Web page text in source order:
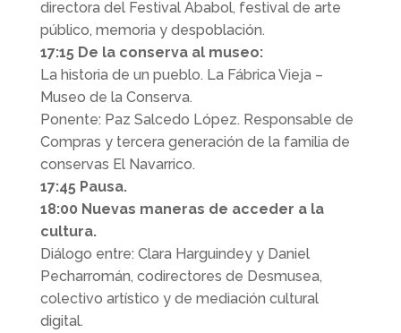
directora del Festival Ababol, festival de arte
público, memoria y despoblación.
17:15 De la conserva al museo:
La historia de un pueblo. La Fábrica Vieja –
Museo de la Conserva.
Ponente: Paz Salcedo López. Responsable de
Compras y tercera generación de la familia de
conservas El Navarrico.
17:45 Pausa.
18:00 Nuevas maneras de acceder a la
cultura.
Diálogo entre: Clara Harguindey y Daniel
Pecharromán, codirectores de Desmusea,
colectivo artístico y de mediación cultural
digital.